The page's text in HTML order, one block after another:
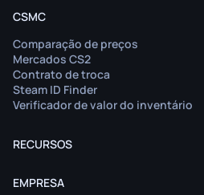
CSMC
Comparação de preços
Mercados CS2
Contrato de troca
Steam ID Finder
Verificador de valor do inventário
RECURSOS
EMPRESA